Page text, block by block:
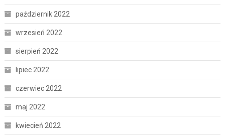
październik 2022
wrzesień 2022
sierpień 2022
lipiec 2022
czerwiec 2022
maj 2022
kwiecień 2022